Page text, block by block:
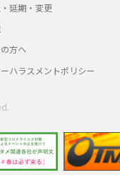
延期・変更
方へ
ハラスメントポリシー